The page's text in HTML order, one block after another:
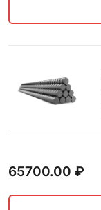
65700.00 ₽